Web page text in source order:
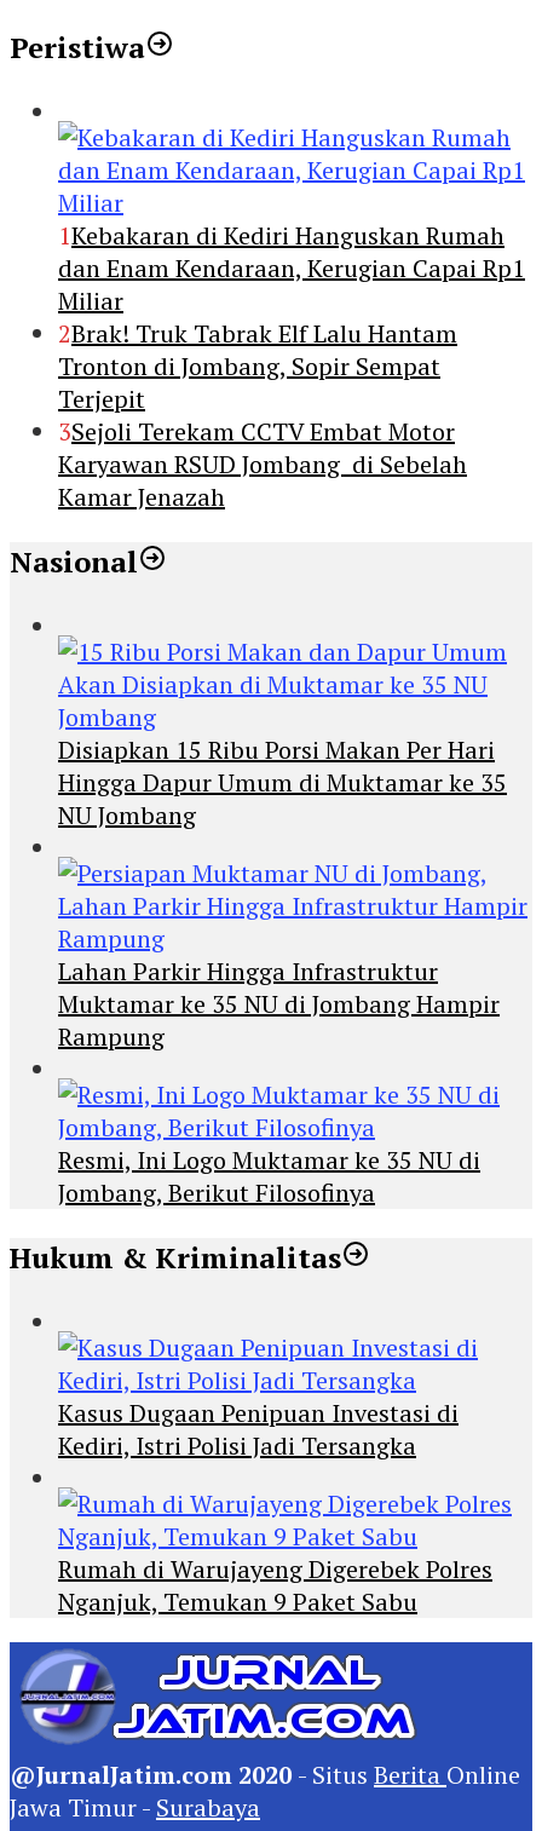
Peristiwa
1Kebakaran di Kediri Hanguskan Rumah
dan Enam Kendaraan, Kerugian Capai Rp1
Miliar
2Brak! Truk Tabrak Elf Lalu Hantam
Tronton di Jombang, Sopir Sempat
Terjepit
3Sejoli Terekam CCTV Embat Motor
Karyawan RSUD Jombang di Sebelah
Kamar Jenazah
Nasional
Disiapkan 15 Ribu Porsi Makan Per Hari
Hingga Dapur Umum di Muktamar ke 35
NU Jombang
Lahan Parkir Hingga Infrastruktur
Muktamar ke 35 NU di Jombang Hampir
Rampung
Resmi, Ini Logo Muktamar ke 35 NU di
Jombang, Berikut Filosofinya
Hukum & Kriminalitas
Kasus Dugaan Penipuan Investasi di
Kediri, Istri Polisi Jadi Tersangka
Rumah di Warujayeng Digerebek Polres
Nganjuk, Temukan 9 Paket Sabu
@JurnalJatim.com 2020 - Situs Berita Online
Jawa Timur - Surabaya